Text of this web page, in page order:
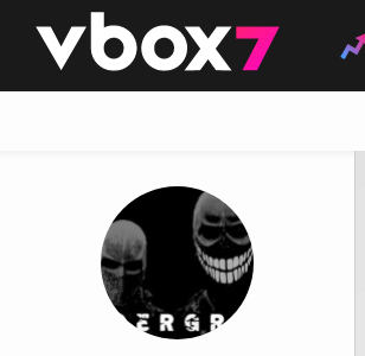
👾